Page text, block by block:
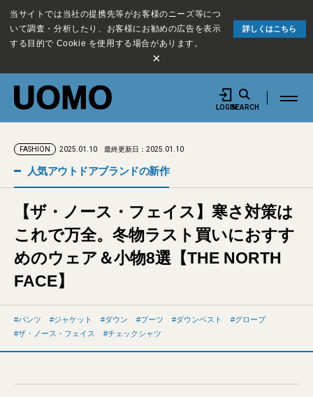
当サイトでは当社の提携先等がお客様のニーズ等につ
いて調査・分析したり、お客様にお勧めの広告を表示
する目的で Cookie を使用する場合があります。
詳しくはこちら
×
LOGINSEARCH
FASHION 2025.01.10 最終更新日：2025.01.10
人気アウトドアブランドの新作
【ザ・ノース・フェイス】寒さ対策は
これで万全。冬物ラスト買いにおすす
めのウェア＆小物8選【THE NORTH
FACE】
パンツ ジャケット ダウン ブーツ ダウンベスト
グローブ
ザ・ノース・フェイス
チェックシャツ